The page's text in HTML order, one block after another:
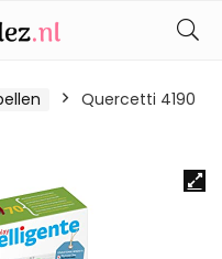
Quercetti 4190